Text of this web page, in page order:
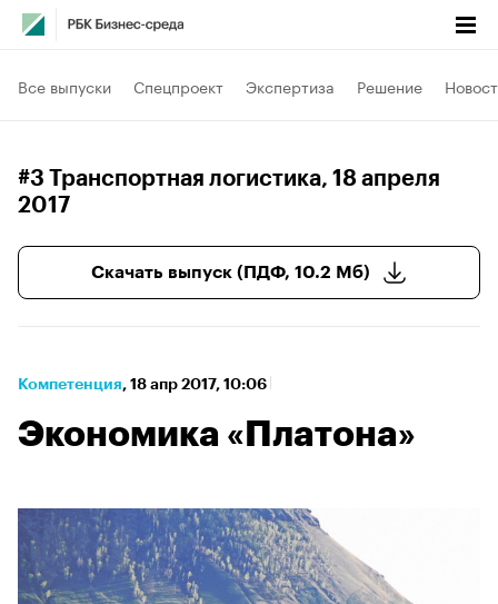
Все выпуски Спецпроект Экспертиза Решение
#3 Транспортная логистика, 18 апреля
2017
Скачать выпуск (ПДФ, 10.2 Мб)
Компетенция⁠, 18 апр 2017, 10:06
Экономика «Платона»